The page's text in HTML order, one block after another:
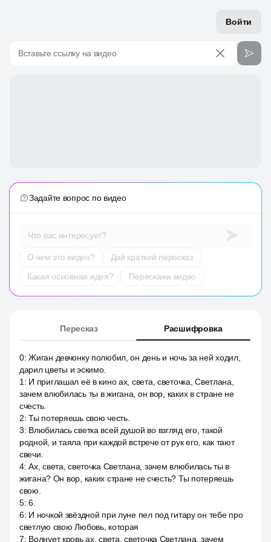
Войти
Вставьте ссылку на видео
Задайте вопрос по видео
Что вас интересует?
О чем это видео?
Дай краткий пересказ
Какая основная идея?
Перескажи видео
Пересказ Расшифровка
0:Жиган девчонку полюбил, он день и ночь за ней ходил,
дарил цветы и эскимо.
1 : И приглашал её в кино ах, света, светочка, Светлана,
зачем влюбилась ты в жигана, он вор, каких в стране не
счесть.
2:Ты потеряешь свою честь.
3: Влюбилась светка всей душой во взгляд его, такой
родной, и таяла при каждой встрече от рук его, как тают
свечи.
4:Ах, света, светочка Светлана, зачем влюбилась ты в
жигана? Он вор, каких стране не счесть? Ты потеряешь
свою.
5:6.
6: И ночкой звёздной при луне пел под гитару он тебе про
светлую свою Любовь, которая
7: Волнует кровь ах, света, светочка Светлана, зачем